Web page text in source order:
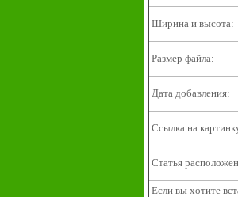
Ширина и высота:
Размер файла:
Дата добавления:
Ссылка на
Статья
Если вы хотите